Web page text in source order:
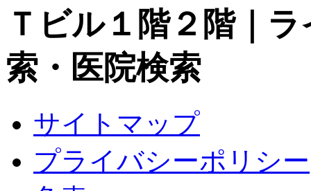
Ｔビル１階２階｜
索・医院検索
サイトマップ
プライバシーポリシー